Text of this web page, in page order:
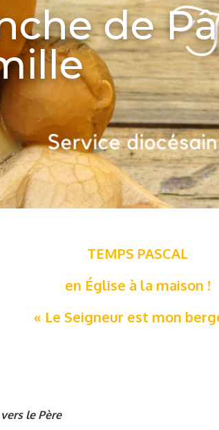
de
TEMPS PASCAL
en Église à la maison !
« Le Seigneur est mon
le Père